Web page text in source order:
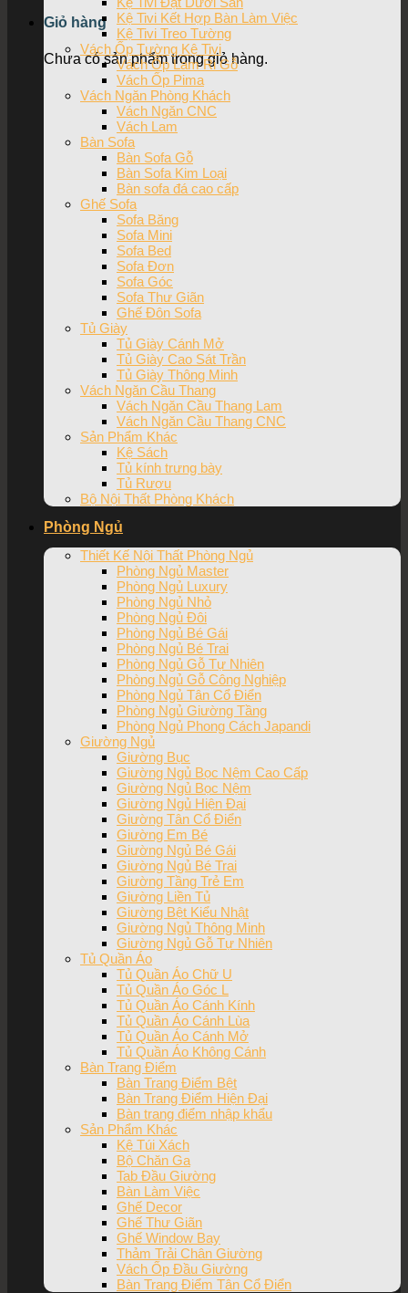
Giỏ hàng
Chưa có sản phẩm trong giỏ hàng.
Kệ Tivi Kết Hợp Bàn Làm Việc
Kệ Tivi Treo Tường
Vách Ốp Tường Kệ Tivi
Vách Ốp Lam Ri Gỗ
Vách Ốp Pima
Vách Ngăn Phòng Khách
Vách Ngăn CNC
Vách Lam
Bàn Sofa
Bàn Sofa Gỗ
Bàn Sofa Kim Loại
Bàn sofa đá cao cấp
Ghế Sofa
Sofa Băng
Sofa Mini
Sofa Bed
Sofa Đơn
Sofa Góc
Sofa Thư Giãn
Ghế Đôn Sofa
Tủ Giày
Tủ Giày Cánh Mở
Tủ Giày Cao Sát Trần
Tủ Giày Thông Minh
Vách Ngăn Cầu Thang
Vách Ngăn Cầu Thang Lam
Vách Ngăn Cầu Thang CNC
Sản Phẩm Khác
Kệ Sách
Tủ kính trưng bày
Tủ Rượu
Bộ Nội Thất Phòng Khách
Phòng Ngủ
Thiết Kế Nội Thất Phòng Ngủ
Phòng Ngủ Master
Phòng Ngủ Luxury
Phòng Ngủ Nhỏ
Phòng Ngủ Đôi
Phòng Ngủ Bé Gái
Phòng Ngủ Bé Trai
Phòng Ngủ Gỗ Tự Nhiên
Phòng Ngủ Gỗ Công Nghiệp
Phòng Ngủ Tân Cổ Điển
Phòng Ngủ Giường Tầng
Phòng Ngủ Phong Cách Japandi
Giường Ngủ
Giường Bục
Giường Ngủ Bọc Nệm Cao Cấp
Giường Ngủ Bọc Nệm
Giường Ngủ Hiện Đại
Giường Tân Cổ Điển
Giường Em Bé
Giường Ngủ Bé Gái
Giường Ngủ Bé Trai
Giường Tầng Trẻ Em
Giường Liền Tủ
Giường Bệt Kiểu Nhật
Giường Ngủ Thông Minh
Giường Ngủ Gỗ Tự Nhiên
Tủ Quần Áo
Tủ Quần Áo Chữ U
Tủ Quần Áo Góc L
Tủ Quần Áo Cánh Kính
Tủ Quần Áo Cánh Lùa
Tủ Quần Áo Cánh Mở
Tủ Quần Áo Không Cánh
Bàn Trang Điểm
Bàn Trang Điểm Bệt
Bàn Trang Điểm Hiện Đại
Bàn trang điểm nhập khẩu
Sản Phẩm Khác
Kệ Túi Xách
Bộ Chăn Ga
Tab Đầu Giường
Bàn Làm Việc
Ghế Decor
Ghế Thư Giãn
Ghế Window Bay
Thảm Trải Chân Giường
Vách Ốp Đầu Giường
Bàn Trang Điểm Tân Cổ Điển